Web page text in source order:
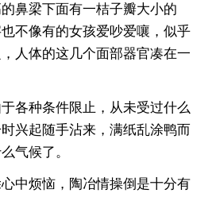
鼻梁下面有一桔子瓣大小的
不像有的女孩爱吵爱嚷，似乎
人体的这几个面部器官凑在一
种条件限止，从未受过什么
兴起随手沾来，满纸乱涂鸭而
气候了。
烦恼，陶冶情操倒是十分有